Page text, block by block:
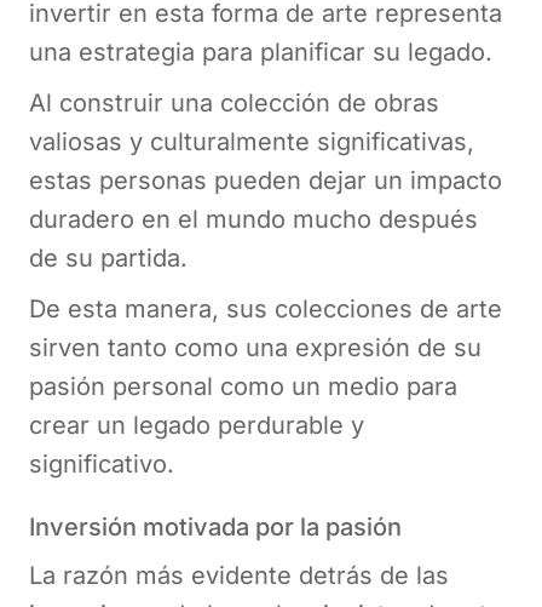
invertir en esta forma de arte representa
una estrategia para planificar su legado.
Al construir una colección de obras
valiosas y culturalmente significativas,
estas personas pueden dejar un impacto
duradero en el mundo mucho después
de su partida.
De esta manera, sus colecciones de arte
sirven tanto como una expresión de su
pasión personal como un medio para
crear un legado perdurable y
significativo.
Inversión motivada por la pasión
La razón más evidente detrás de las